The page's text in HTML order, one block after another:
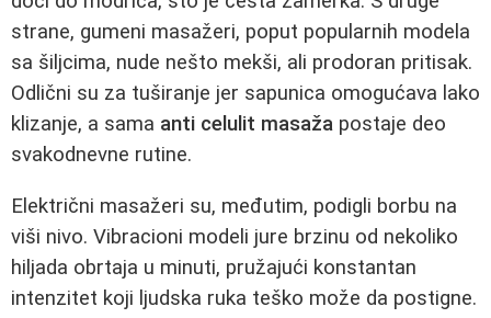
strane, gumeni masažeri, poput popularnih modela
sa šiljcima, nude nešto mekši, ali prodoran pritisak.
Odlični su za tuširanje jer sapunica omogućava lako
klizanje, a sama anti celulit masaža postaje deo
svakodnevne rutine.
Električni masažeri su, međutim, podigli borbu na
viši nivo. Vibracioni modeli jure brzinu od nekoliko
hiljada obrtaja u minuti, pružajući konstantan
intenzitet koji ljudska ruka teško može da postigne.